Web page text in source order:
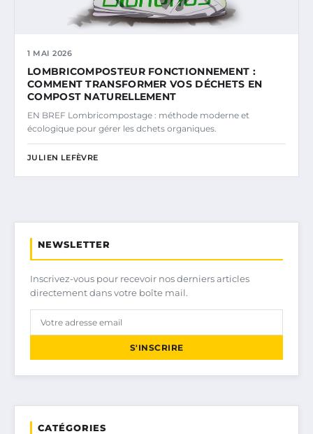
1 MAI 2026
LOMBRICOMPOSTEUR FONCTIONNEMENT :
COMMENT TRANSFORMER VOS DÉCHETS EN
COMPOST NATURELLEMENT
EN BREF Lombricompostage : méthode moderne et
écologique pour gérer les dchets organiques.
JULIEN LEFÈVRE
NEWSLETTER
Inscrivez-vous pour recevoir nos derniers articles
directement dans votre boîte mail.
S'INSCRIRE
CATÉGORIES